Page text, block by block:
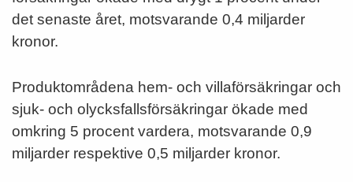
det senaste året, motsvarande 0,4 miljarder
kronor.
Produktområdena hem- och villaförsäkringar och
sjuk- och olycksfallsförsäkringar ökade med
omkring 5 procent vardera, motsvarande 0,9
miljarder respektive 0,5 miljarder kronor.